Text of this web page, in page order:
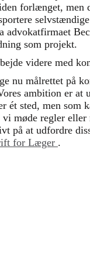
forlænget, men
advokatfirmaet
som projekt.
videre med
nu målrettet på
ambition er at
ét sted, men som
møde regler eller
på at udfordre
for Læger .